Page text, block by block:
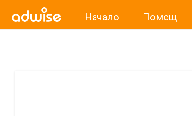
Начало Помощ